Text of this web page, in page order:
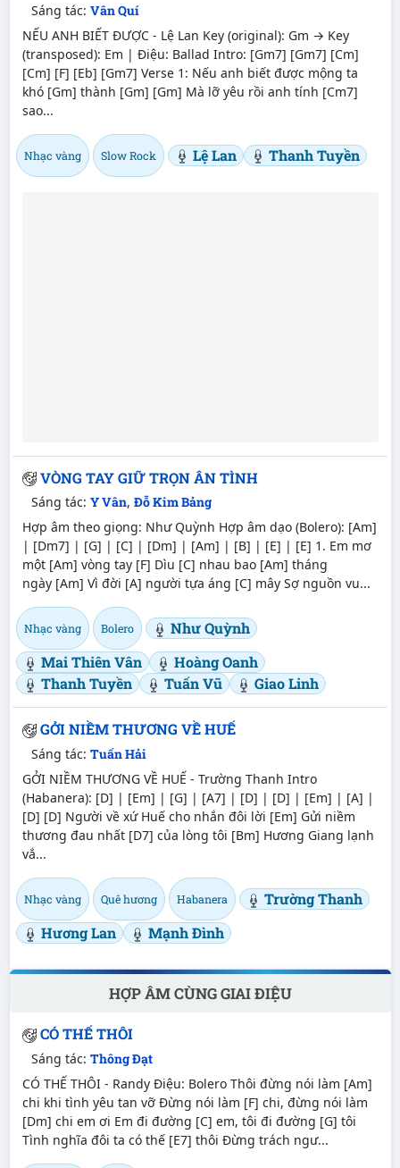
Sáng tác: Vân Quí
NẾU ANH BIẾT ĐƯỢC - Lệ Lan Key (original): Gm → Key
(transposed): Em | Điệu: Ballad Intro: [Gm7] [Gm7] [Cm]
[Cm] [F] [Eb] [Gm7] Verse 1: Nếu anh biết được mộng ta
khó [Gm] thành [Gm] [Gm] Mà lỡ yêu rồi anh tính [Cm7]
sao...
Nhạc vàng Slow Rock Lệ Lan Thanh Tuyền
VÒNG TAY GIỮ TRỌN ÂN TÌNH
Sáng tác: Y Vân, Đỗ Kim Bảng
Hợp âm theo giọng: Như Quỳnh Hợp âm dạo (Bolero): [Am]
| [Dm7] | [G] | [C] | [Dm] | [Am] | [B] | [E] | [E] 1. Em mơ
một [Am] vòng tay [F] Dìu [C] nhau bao [Am] tháng
ngày [Am] Vì đời [A] người tựa áng [C] mây Sợ nguồn vu...
Nhạc vàng Bolero
Như Quỳnh
Mai Thiên Vân
Hoàng Oanh
Thanh Tuyền
Tuấn Vũ Giao Linh
GỞI NIỀM THƯƠNG VỀ HUẾ
Sáng tác: Tuấn Hải
GỞI NIỀM THƯƠNG VỀ HUẾ - Trường Thanh Intro
(Habanera): [D] | [Em] | [G] | [A7] | [D] | [D] | [Em] | [A] |
[D] [D] Người về xứ Huế cho nhắn đôi lời [Em] Gửi niềm
thương đau nhất [D7] của lòng tôi [Bm] Hương Giang lạnh
vắ...
Nhạc vàng Quê hương Habanera
Trường Thanh
Hương Lan
Mạnh Đình
HỢP ÂM CÙNG GIAI ĐIỆU
CÓ THẾ THÔI
Sáng tác: Thông Đạt
CÓ THẾ THÔI - Randy Điệu: Bolero Thôi đừng nói làm [Am]
chi khi tình yêu tan vỡ Đừng nói làm [F] chi, đừng nói làm
[Dm] chi em ơi Em đi đường [C] em, tôi đi đường [G] tôi
Tình nghĩa đôi ta có thế [E7] thôi Đừng trách ngư...